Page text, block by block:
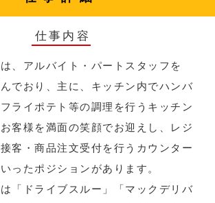
仕事内容
、アルバイト・パートスタッフを
んでおり、主に、キッチン内でハンバ
ライポテト等の調理を行うキッチン
客様を満面の笑顔でお迎えし、レジ
客・商品注文受付を行うカウンター
ったポジションがあります。
「ドライブスルー」「マックデリバ